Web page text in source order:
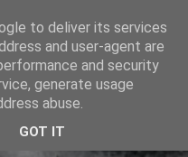
to deliver its services
and user-agent are
and security
generate usage
abuse.
GOT IT